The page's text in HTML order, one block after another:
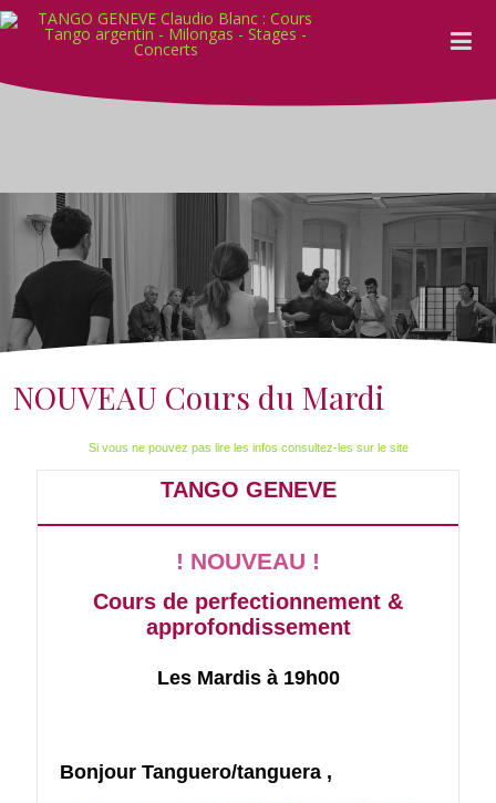
NOUVEAU Cours du Mardi